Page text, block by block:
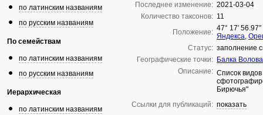
по латинским названиям
по русским названиям
По семействам
по латинским названиям
по русским названиям
Иерархическая
по латинским названиям
Последнее изменение: 2021-03-04
Количество таксонов: 11
Положение: 47° 17′
Яндекса,
Статус: заполнение
Географические точки: Балка
Описание: Список
Бирючья"
Ссылки для публикаций: показать